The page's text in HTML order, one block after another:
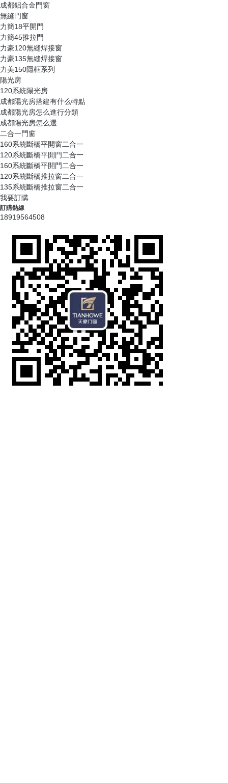
成都鋁合金門窗
無縫門窗
力簡18平開門
力簡45推拉門
力豪120無縫焊接窗
力豪135無縫焊接窗
力美150隱框系列
陽光房
120系統陽光房
成都陽光房搭建有什么特點
成都陽光房怎么進行分類
成都陽光房怎么選
二合一門窗
160系統斷橋平開窗二合一
120系統斷橋平開門二合一
160系統斷橋平開門二合一
120系統斷橋推拉窗二合一
135系統斷橋推拉窗二合一
我要訂購
訂購熱線
18919564508